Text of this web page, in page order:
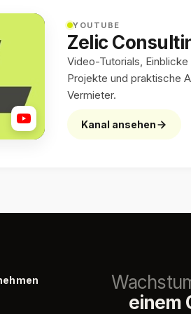
YOUTUBE
Zelic
Video-Tutorials,
Projekte und praktische
Vermieter.
Kanal ansehen
einem